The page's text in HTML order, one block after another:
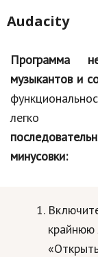
Audacity
Программа
музыкантов и
легко
минусовки:
крайнюю